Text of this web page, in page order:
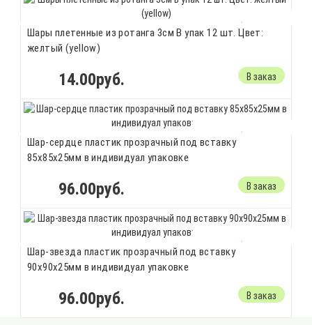
Шары плетенные из ротанга 3см В упак 12 шт. Цвет:
желтый (yellow)
14.00руб. В заказ
Шар-сердце пластик прозрачный под вставку
85х85х25мм в индивидуал упаковке
96.00руб. В заказ
Шар-звезда пластик прозрачный под вставку
90х90х25мм в индивидуал упаковке
96.00руб. В заказ